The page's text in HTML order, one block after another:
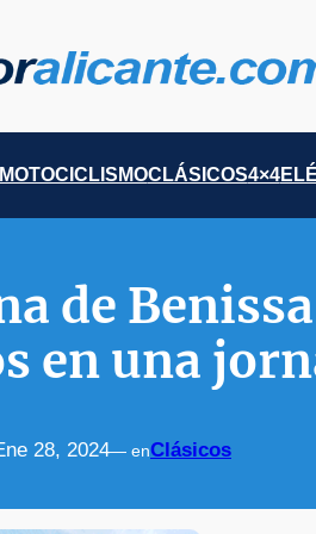
CLÁSICOS4×4
de
en una
28, 2024— enClásicos